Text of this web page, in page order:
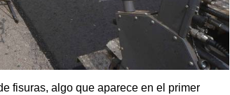
fisuras, algo que aparece en el primer